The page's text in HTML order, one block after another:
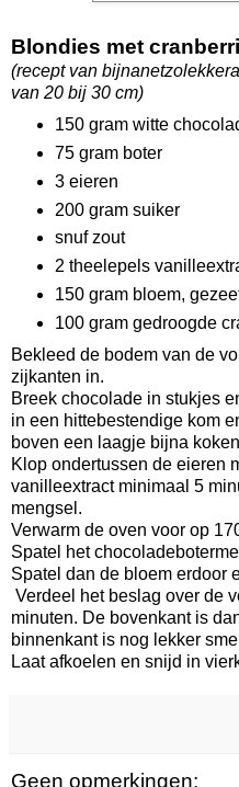
Blondies met
(recept van
van 20 bij 30 cm)
150 gram witte
75 gram boter
3 eieren
200 gram suiker
snuf zout
2 theelepels
150 gram bloem,
100 gram gedroogde
Bekleed de bodem van de
zijkanten in.
Breek chocolade in stukjes
in een hittebestendige kom
boven een laagje bijna
Klop ondertussen de eieren
vanilleextract minimaal 5
mengsel.
Verwarm de oven voor op
Spatel het
Spatel dan de bloem erdoor
Verdeel het beslag over de
minuten. De bovenkant is
binnenkant is nog lekker
Laat afkoelen en snijd in
Geen opmerkingen: